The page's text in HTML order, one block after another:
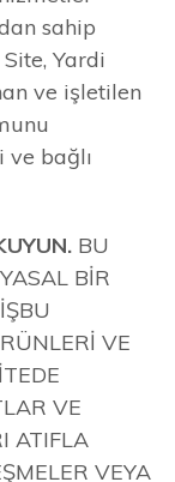
sahip
Yardi
ve işletilen
bağlı
BU
BİR
VE
VE
ATIFLA
VEYA